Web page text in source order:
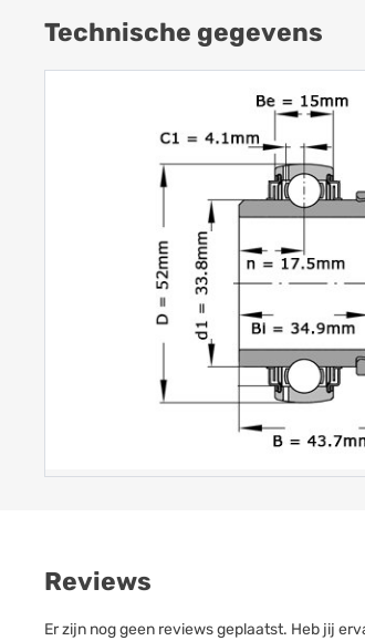
Technische gegevens
Reviews
Er zijn nog geen reviews geplaatst. Heb jij